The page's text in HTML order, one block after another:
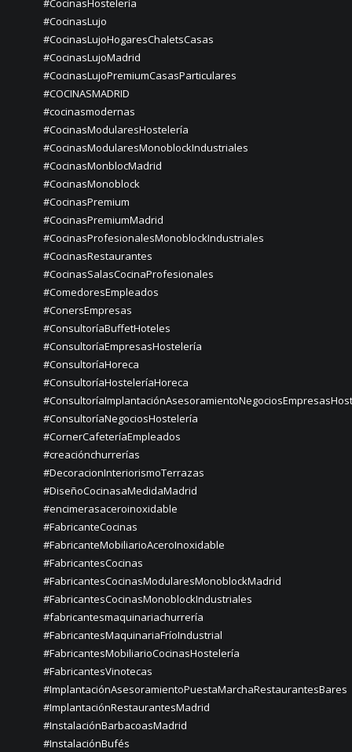
#CocinasHostelería
#CocinasLujo
#CocinasLujoHogaresChaletsCasas
#CocinasLujoMadrid
#CocinasLujoPremiumCasasParticulares
#COCINASMADRID
#cocinasmodernas
#CocinasModularesHostelería
#CocinasModularesMonoblockIndustriales
#CocinasMonblocMadrid
#CocinasMonoblock
#CocinasPremium
#CocinasPremiumMadrid
#CocinasProfesionalesMonoblockIndustriales
#CocinasRestaurantes
#CocinasSalasCocinaProfesionales
#ComedoresEmpleados
#ConersEmpresas
#ConsultoríaBuffetHoteles
#ConsultoríaEmpresasHostelería
#ConsultoríaHoreca
#ConsultoríaHosteleríaHoreca
#ConsultoríaNegociosHostelería
#CornerCafeteríaEmpleados
#creaciónchurrerías
#DecoracionInteriorismoTerrazas
#DiseñoCocinasaMedidaMadrid
#encimerasaceroinoxidable
#FabricanteCocinas
#FabricanteMobiliarioAceroInoxidable
#FabricantesCocinas
#FabricantesCocinasModularesMonoblockMadrid
#FabricantesCocinasMonoblockIndustriales
#fabricantesmaquinariachurrería
#FabricantesMaquinariaFríoIndustrial
#FabricantesMobiliarioCocinasHostelería
#FabricantesVinotecas
#ImplantaciónAsesoramientoPuestaMarchaRestaurantesBares
#ImplantaciónRestaurantesMadrid
#InstalaciónBarbacoasMadrid
#InstalaciónBufés